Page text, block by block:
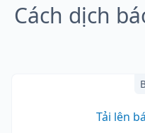
Cách dịch
Tải lên